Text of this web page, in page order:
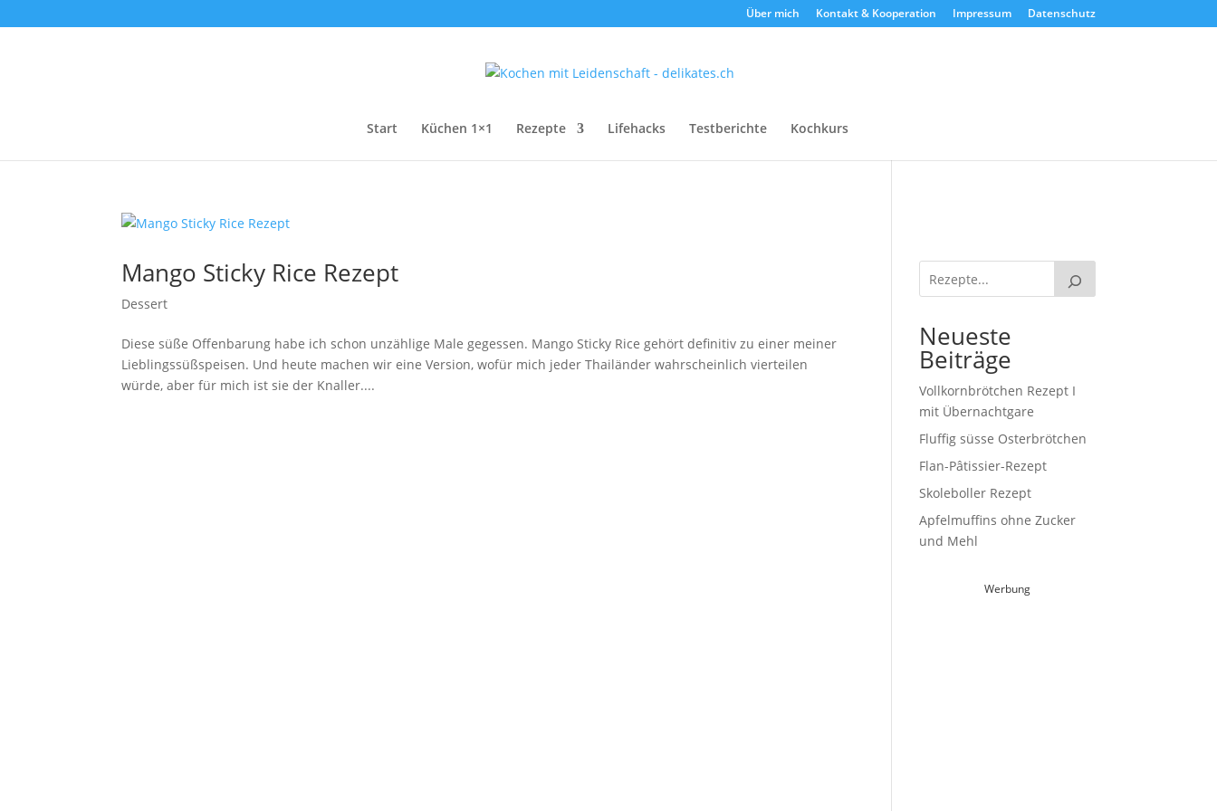
Über mich Kontakt & Kooperation Impressum Datenschutz
Start Küchen 1×1 Rezepte Lifehacks Testberichte Kochkurs
Mango Sticky Rice Rezept
Dessert
Diese süße Offenbarung habe ich schon unzählige Male gegessen. Mango Sticky Rice gehört definitiv zu einer meiner
Lieblingssüßspeisen. Und heute machen wir eine Version, wofür mich jeder Thailänder wahrscheinlich vierteilen
würde, aber für mich ist sie der Knaller....
Neueste
Beiträge
Vollkornbrötchen Rezept I
mit Übernachtgare
Fluffig süsse Osterbrötchen
Flan-Pâtissier-Rezept
Skoleboller Rezept
Apfelmuffins ohne Zucker
und Mehl
Werbung